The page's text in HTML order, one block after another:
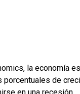
la economía
porcentuales de